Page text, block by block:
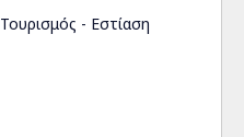
Τουρισμός - Εστίαση